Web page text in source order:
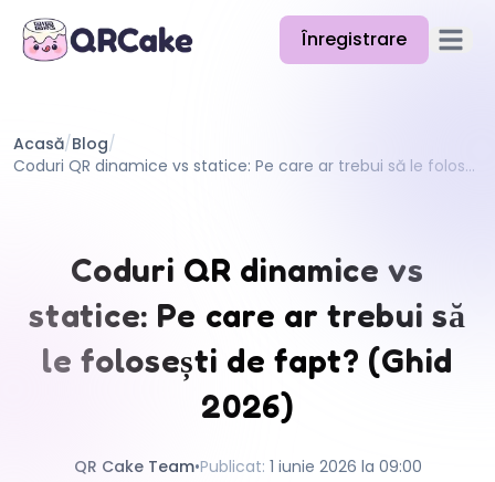
Înregistrare
Prețuri
Documentație
Ajutor
API
Acasă/Blog/
Coduri QR dinamice vs statice: Pe care ar trebui să le folosești de fapt? (Ghid 2026)
Coduri QR dinamice vs
statice: Pe care ar trebui să
le folosești de fapt? (Ghid
2026)
QR Cake Team•Publicat: 1 iunie 2026 la 09:00